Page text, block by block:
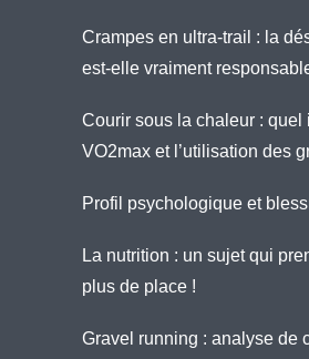
Crampes en ultra-trail : la
est-elle vraiment
Courir sous la chaleur : quel
VO2max et l’utilisation des
Profil psychologique et
La nutrition : un sujet qui
plus de place !
Gravel running : analyse de